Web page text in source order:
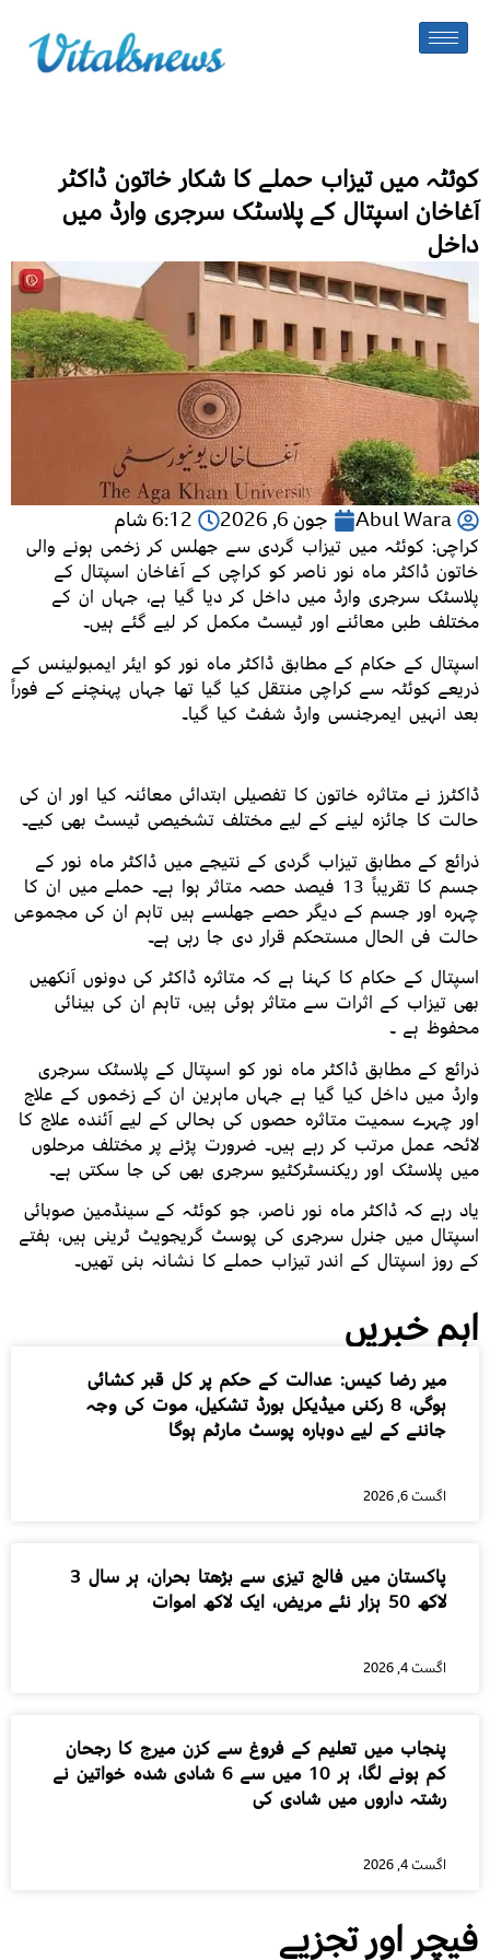
کوئٹہ میں تیزاب حملے کا شکار خاتون ڈاکٹر
آغاخان اسپتال کے پلاسٹک سرجری وارڈ میں
داخل
Abul Wara جون 6, 2026 6:12 شام
کراچی: کوئٹہ میں تیزاب گردی سے جھلس کر زخمی ہونے والی
خاتون ڈاکٹر ماہ نور ناصر کو کراچی کے آغاخان اسپتال کے
پلاسٹک سرجری وارڈ میں داخل کر دیا گیا ہے، جہاں ان کے
مختلف طبی معائنے اور ٹیسٹ مکمل کر لیے گئے ہیں۔
اسپتال کے حکام کے مطابق ڈاکٹر ماہ نور کو ایئر ایمبولینس کے
ذریعے کوئٹہ سے کراچی منتقل کیا گیا تھا جہاں پہنچنے کے فوراً
بعد انہیں ایمرجنسی وارڈ شفٹ کیا گیا۔
ڈاکٹرز نے متاثرہ خاتون کا تفصیلی ابتدائی معائنہ کیا اور ان کی
حالت کا جائزہ لینے کے لیے مختلف تشخیصی ٹیسٹ بھی کیے۔
ذرائع کے مطابق تیزاب گردی کے نتیجے میں ڈاکٹر ماہ نور کے
جسم کا تقریباً 13 فیصد حصہ متاثر ہوا ہے۔ حملے میں ان کا
چہرہ اور جسم کے دیگر حصے جھلسے ہیں تاہم ان کی مجموعی
حالت فی الحال مستحکم قرار دی جا رہی ہے۔
اسپتال کے حکام کا کہنا ہے کہ متاثرہ ڈاکٹر کی دونوں آنکھیں
بھی تیزاب کے اثرات سے متاثر ہوئی ہیں، تاہم ان کی بینائی
محفوظ ہے ۔
ذرائع کے مطابق ڈاکٹر ماہ نور کو اسپتال کے پلاسٹک سرجری
وارڈ میں داخل کیا گیا ہے جہاں ماہرین ان کے زخموں کے علاج
اور چہرے سمیت متاثرہ حصوں کی بحالی کے لیے آئندہ علاج کا
لائحہ عمل مرتب کر رہے ہیں۔ ضرورت پڑنے پر مختلف مرحلوں
میں پلاسٹک اور ریکنسٹرکٹیو سرجری بھی کی جا سکتی ہے۔
یاد رہے کہ ڈاکٹر ماہ نور ناصر، جو کوئٹہ کے سینڈمین صوبائی
اسپتال میں جنرل سرجری کی پوسٹ گریجویٹ ٹرینی ہیں، ہفتے
کے روز اسپتال کے اندر تیزاب حملے کا نشانہ بنی تھیں۔
اہم خبریں
میر رضا کیس: عدالت کے حکم پر کل قبر کشائی
ہوگی، 8 رکنی میڈیکل بورڈ تشکیل، موت کی وجہ
جاننے کے لیے دوبارہ پوسٹ مارٹم ہوگا
اگست 6, 2026
پاکستان میں فالج تیزی سے بڑھتا بحران، ہر سال 3
لاکھ 50 ہزار نئے مریض، ایک لاکھ اموات
اگست 4, 2026
پنجاب میں تعلیم کے فروغ سے کزن میرج کا رجحان
کم ہونے لگا، ہر 10 میں سے 6 شادی شدہ خواتین نے
رشتہ داروں میں شادی کی
اگست 4, 2026
فیچر اور تجزیے